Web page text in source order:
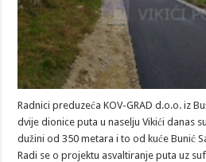
Radnici preduzeća KOV-GRAD d.o.o. iz
dvije dionice puta u naselju Vikići danas
dužini od 350 metara i to od kuće Bunić
Radi se o projektu asvaltiranje puta uz